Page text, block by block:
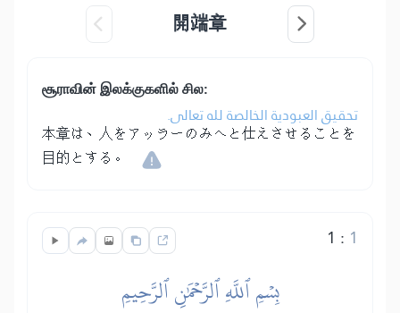
開端章
சூராவின் இலக்குகளில் சில:
تحقيق العبودية الخالصة لله تعالى.
本章は、人をアッラーのみへと仕えさせることを
目的とする。
1 : 1
بِسۡمِ ٱللَّهِ ٱلرَّحۡمَٰنِ ٱلرَّحِيمِ